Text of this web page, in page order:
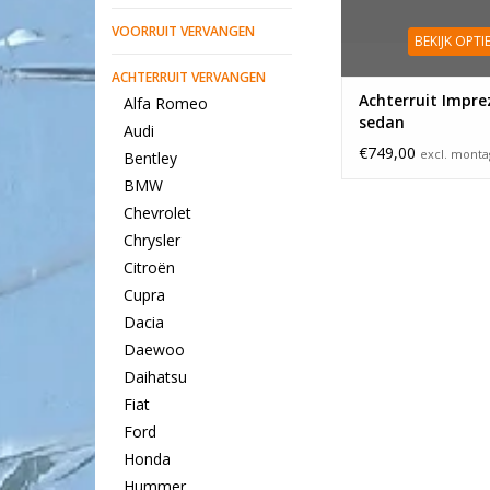
VOORRUIT VERVANGEN
ACHTERRUIT VERVANGEN
Alfa Romeo
Audi
Bentley
BMW
Chevrolet
Chrysler
Citroën
Cupra
Dacia
Daewoo
Daihatsu
Fiat
Ford
Honda
BEKIJK
Achterruit
sedan
€749,00 excl.